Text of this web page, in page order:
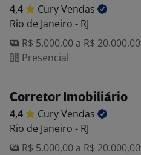
4,4 CuryVendas
Rio de Janeiro - RJ
R$ 5.000,00 a R$ 20.000,00
Presencial
Corretor Imobiliário
4,4 CuryVendas
Rio de Janeiro - RJ
R$ 5.000,00 a R$ 20.000,00